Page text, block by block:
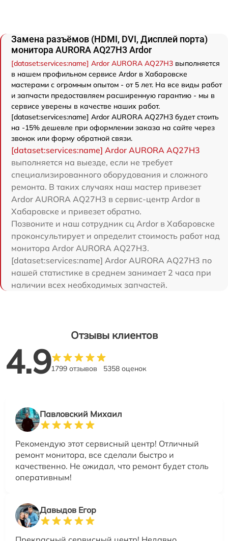
Замена разъёмов (HDMI, DVI, Дисплей порта)
монитора AURORA AQ27H3 Ardor
[dataset:services:name] Ardor AURORA AQ27H3 выполняется
в нашем профильном сервисе Ardor в Хабаровске
мастерами с огромным опытом - от 5 лет. На все виды работ
и запчасти предоставляем расширенную гарантию - мы в
сервисе уверены в качестве наших работ.
[dataset:services:name] Ardor AURORA AQ27H3 будет стоить
на -15% дешевле при оформлении заказа на сайте через
звонок или форму обратной связи.
[dataset:services:name] Ardor AURORA AQ27H3
выполняется на выезде, если не требует
специализированного оборудования и сложного
ремонта. В таких случаях наш мастер привезет
Ardor AURORA AQ27H3 в сервис-центр Ardor в
Хабаровске и привезет обратно.
Позвоните и наш сотрудник сц Ardor в Хабаровске
проконсультирует и определит стоимость работ над
монитора Ardor AURORA AQ27H3.
[dataset:services:name] Ardor AURORA AQ27H3 по
нашей статистике в среднем занимает 2 часа при
наличии всех необходимых запчастей.
Отзывы клиентов
4.91799 отзывов 5358 оценок
Павловский Михаил
Рекомендую этот сервисный центр! Отличный
ремонт монитора, все сделали быстро и
качественно. Не ожидал, что ремонт будет столь
оперативным!
Давыдов Егор